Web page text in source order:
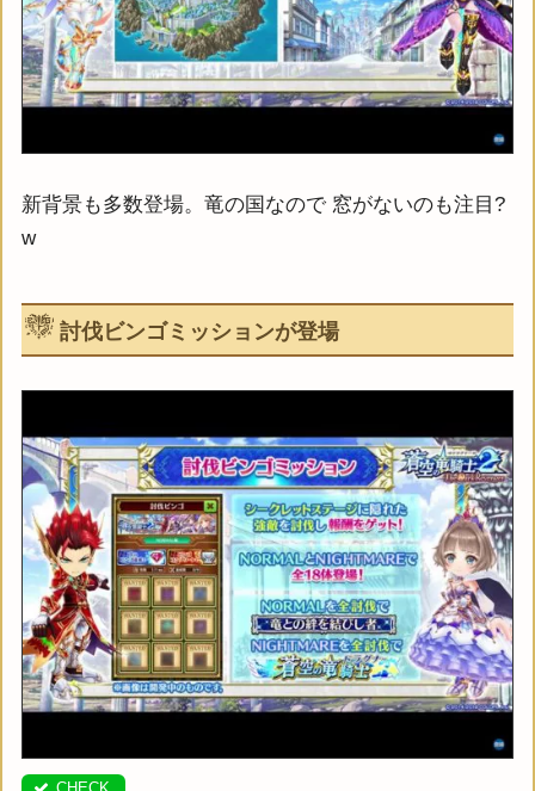
新背景も多数登場。竜の国なので 窓がないのも注目?
w
討伐ビンゴミッションが登場